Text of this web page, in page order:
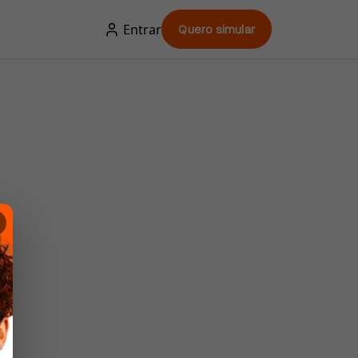
Entrar Quero simular